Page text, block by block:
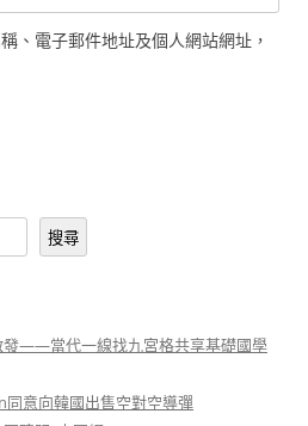
、電子郵件地址及個人網站網址，
搜尋
發——當代一線找九宮格共享基礎國學
意向韓國出售空對空導彈